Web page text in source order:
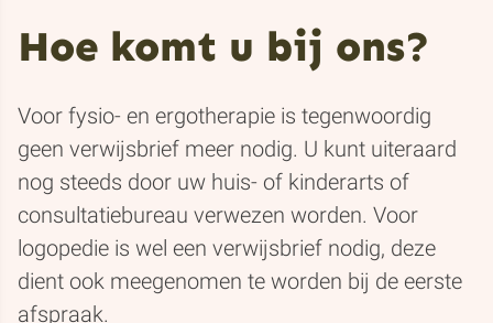
Hoe komt u bij ons?
Voor fysio- en ergotherapie is tegenwoordig
geen verwijsbrief meer nodig. U kunt uiteraard
nog steeds door uw huis- of kinderarts of
consultatiebureau verwezen worden. Voor
logopedie is wel een verwijsbrief nodig, deze
dient ook meegenomen te worden bij de eerste
afspraak.